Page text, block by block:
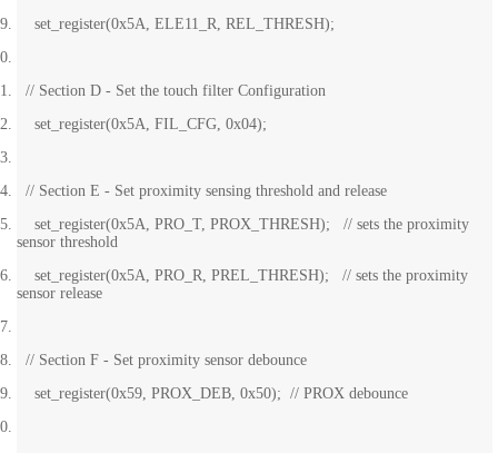
set_register(0x5A, ELE11_R, REL_THRESH);
// Section D - Set the touch filter Configuration
set_register(0x5A, FIL_CFG, 0x04);
// Section E - Set proximity sensing threshold and release
set_register(0x5A, PRO_T, PROX_THRESH); // sets the proximity
sensor threshold
set_register(0x5A, PRO_R, PREL_THRESH); // sets the proximity
sensor release
// Section F - Set proximity sensor debounce
set_register(0x59, PROX_DEB, 0x50); // PROX debounce